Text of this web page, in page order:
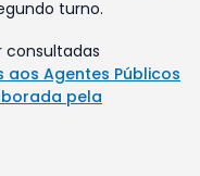
turno.
consultadas
Agentes Públicos
pela